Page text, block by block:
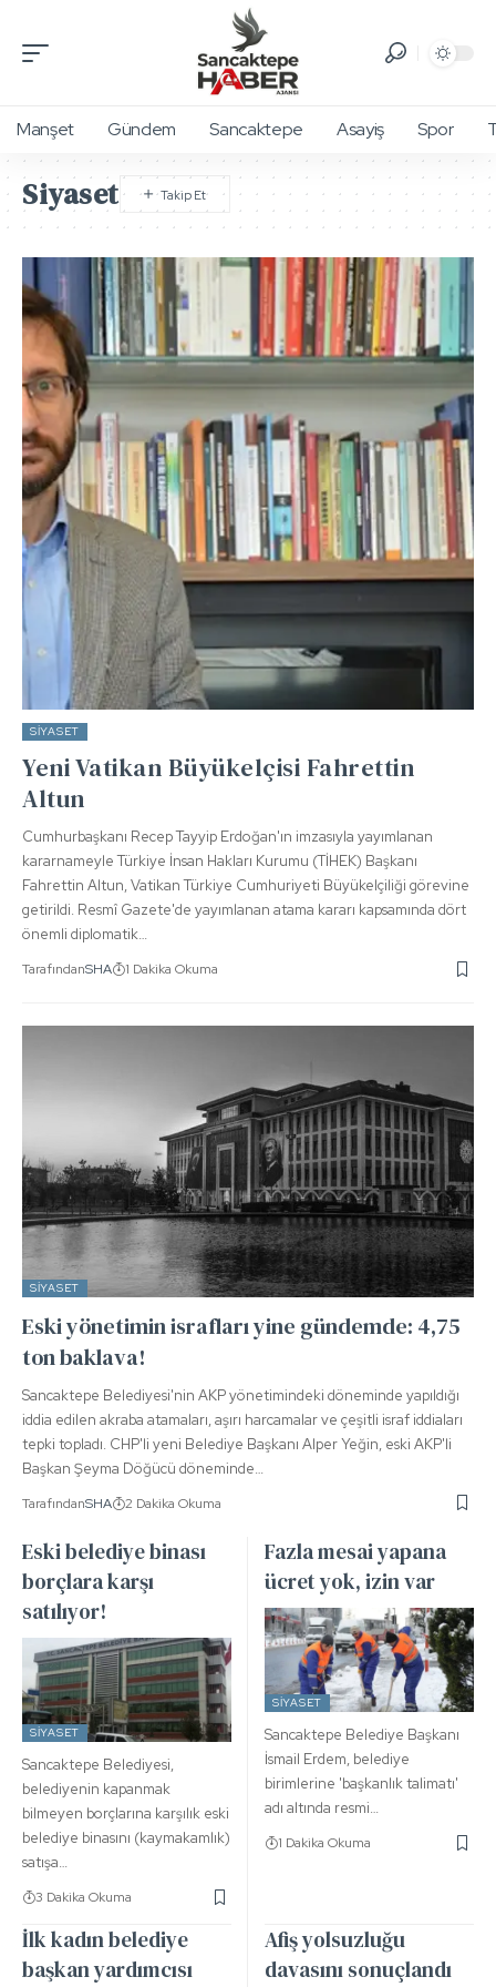
Manşet Gündem Sancaktepe Asayiş Spor
Siyaset
SIYASET
Yeni Vatikan Büyükelçisi Fahrettin
Altun
Cumhurbaşkanı Recep Tayyip Erdoğan'ın imzasıyla yayımlanan
kararnameyle Türkiye İnsan Hakları Kurumu (TİHEK) Başkanı
Fahrettin Altun, Vatikan Türkiye Cumhuriyeti Büyükelçiliği görevine
getirildi. Resmî Gazete'de yayımlanan atama kararı kapsamında dört
önemli diplomatik…
TarafındanSHA 1 Dakika Okuma
SIYASET
Eski yönetimin israfları yine gündemde: 4,75
ton baklava!
Sancaktepe Belediyesi'nin AKP yönetimindeki döneminde yapıldığı
iddia edilen akraba atamaları, aşırı harcamalar ve çeşitli israf iddiaları
tepki topladı. CHP'li yeni Belediye Başkanı Alper Yeğin, eski AKP'li
Başkan Şeyma Döğücü döneminde…
TarafındanSHA 2 Dakika Okuma
Eski belediye binası
borçlara karşı
satılıyor!
SIYASET
Sancaktepe Belediyesi,
belediyenin kapanmak
bilmeyen borçlarına karşılık eski
belediye binasını (kaymakamlık)
satışa…
3 Dakika Okuma
Fazla mesai yapana
ücret yok, izin var
SIYASET
Sancaktepe Belediye Başkanı
İsmail Erdem, belediye
birimlerine 'başkanlık talimatı'
adı altında resmi…
1 Dakika Okuma
İlk kadın belediye
başkan yardımcısı
Afiş yolsuzluğu
davasını sonuçlandı